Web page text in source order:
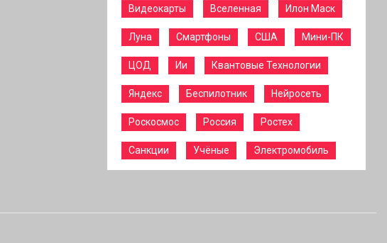
Видеокарты Вселенная Илон Маск
Луна Смартфоны США Мини-ПК
ЦОД Ии Квантовые Технологии
Яндекс Беспилотник Нейросеть
Роскосмос Россия Ростех
Санкции Учёные Электромобиль